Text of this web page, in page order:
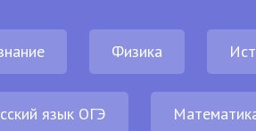
Физика
язык ОГЭ